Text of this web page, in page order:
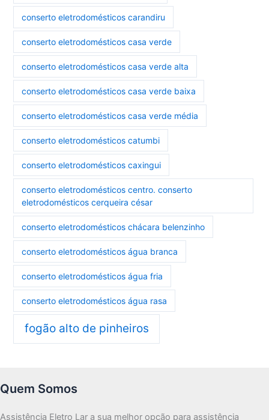
conserto eletrodomésticos carandiru
conserto eletrodomésticos casa verde
conserto eletrodomésticos casa verde alta
conserto eletrodomésticos casa verde baixa
conserto eletrodomésticos casa verde média
conserto eletrodomésticos catumbi
conserto eletrodomésticos caxingui
conserto eletrodomésticos centro. conserto
eletrodomésticos cerqueira césar
conserto eletrodomésticos chácara belenzinho
conserto eletrodomésticos água branca
conserto eletrodomésticos água fria
conserto eletrodomésticos água rasa
fogão alto de pinheiros
Quem Somos
Assistência Eletro Lar a sua melhor opção para assistência